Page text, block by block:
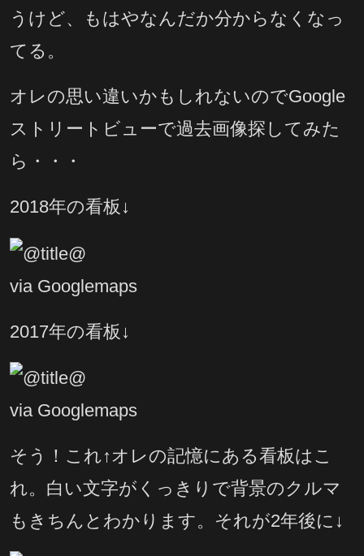
うけど、もはやなんだか分からなくなっ
てる。
オレの思い違いかもしれないのでGoogle
ストリートビューで過去画像探してみた
ら・・・
2018年の看板↓
via Googlemaps
2017年の看板↓
via Googlemaps
そう！これ↑オレの記憶にある看板はこ
れ。白い文字がくっきりで背景のクルマ
もきちんとわかります。それが2年後に↓